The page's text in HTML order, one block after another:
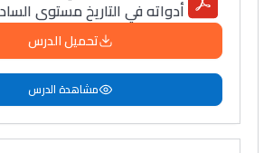
أدواته في التاريخ مستوى
تحميل الدرس
مشاهدة الدرس